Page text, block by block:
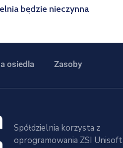
będzie nieczynna
osiedla Zasoby
Spółdzielnia korzysta z
oprogramowania ZSI Unisoft